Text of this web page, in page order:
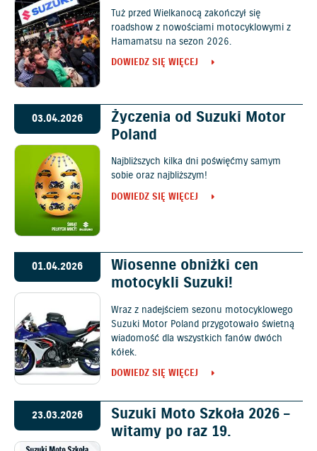
Tuż przed Wielkanocą zakończył się
roadshow z nowościami motocyklowymi z
Hamamatsu na sezon 2026.
DOWIEDZ SIĘ WIĘCEJ
03.04.2026
Życzenia od Suzuki Motor
Poland
Najbliższych kilka dni poświęćmy samym
sobie oraz najbliższym!
DOWIEDZ SIĘ WIĘCEJ
01.04.2026
Wiosenne obniżki cen
motocykli Suzuki!
Wraz z nadejściem sezonu motocyklowego
Suzuki Motor Poland przygotowało świetną
wiadomość dla wszystkich fanów dwóch
kółek.
DOWIEDZ SIĘ WIĘCEJ
23.03.2026
Suzuki Moto Szkoła 2026 –
witamy po raz 19.